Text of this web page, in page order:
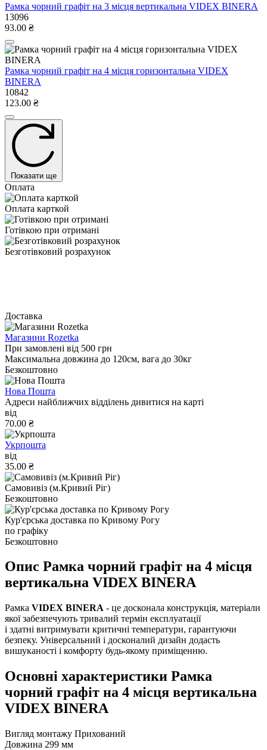
Рамка чорний графіт на 3 місця вертикальна VIDEX BINERA
13096
93.00 ₴
Рамка чорний графіт на 4 місця горизонтальна VIDEX
BINERA
10842
123.00 ₴
Показати ще
Оплата
Оплата карткой
Готівкою при отримані
Безготівковий розрахунок
Доставка
Магазини Rozetka
При замовлені від 500 грн
Максимальна довжина до 120см, вага до 30кг
Безкоштовно
Нова Пошта
Адреси найближчих відділень дивитися на карті
від
70.00 ₴
Укрпошта
від
35.00 ₴
Самовивіз (м.Кривий Ріг)
Безкоштовно
Кур'єрська доставка по Кривому Рогу
по графіку
Безкоштовно
Опис Рамка чорний графіт на 4 місця
вертикальна VIDEX BINERA
Рамка VIDEX BINERA - це досконала конструкція, матеріали
якої забезпечують тривалий термін експлуатації
і здатні витримувати критичні температури, гарантуючи
безпеку. Універсальний і досконалий дизайн додасть
вишуканості і комфорту будь-якому приміщенню.
Основні характеристики Рамка
чорний графіт на 4 місця вертикальна
VIDEX BINERA
Вигляд монтажу Прихований
Довжина 299 мм